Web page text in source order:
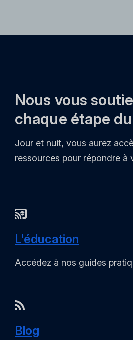
Nous vous
chaque étape
Jour et nuit, vous aurez
ressources pour répondre à
L'éducation
Accédez à nos guides
Blog